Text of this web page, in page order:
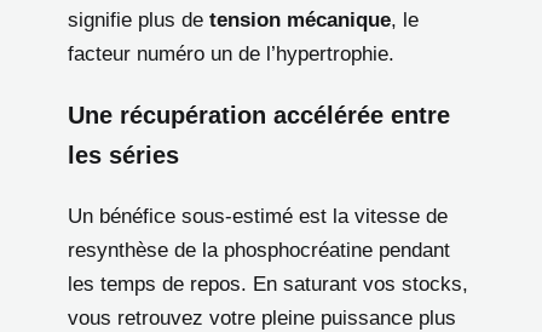
signifie plus de tension mécanique, le
facteur numéro un de l’hypertrophie.
Une récupération accélérée entre
les séries
Un bénéfice sous-estimé est la vitesse de
resynthèse de la phosphocréatine pendant
les temps de repos. En saturant vos stocks,
vous retrouvez votre pleine puissance plus